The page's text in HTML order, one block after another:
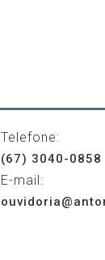
Telefone:
(67) 3040-0858
E-mail: